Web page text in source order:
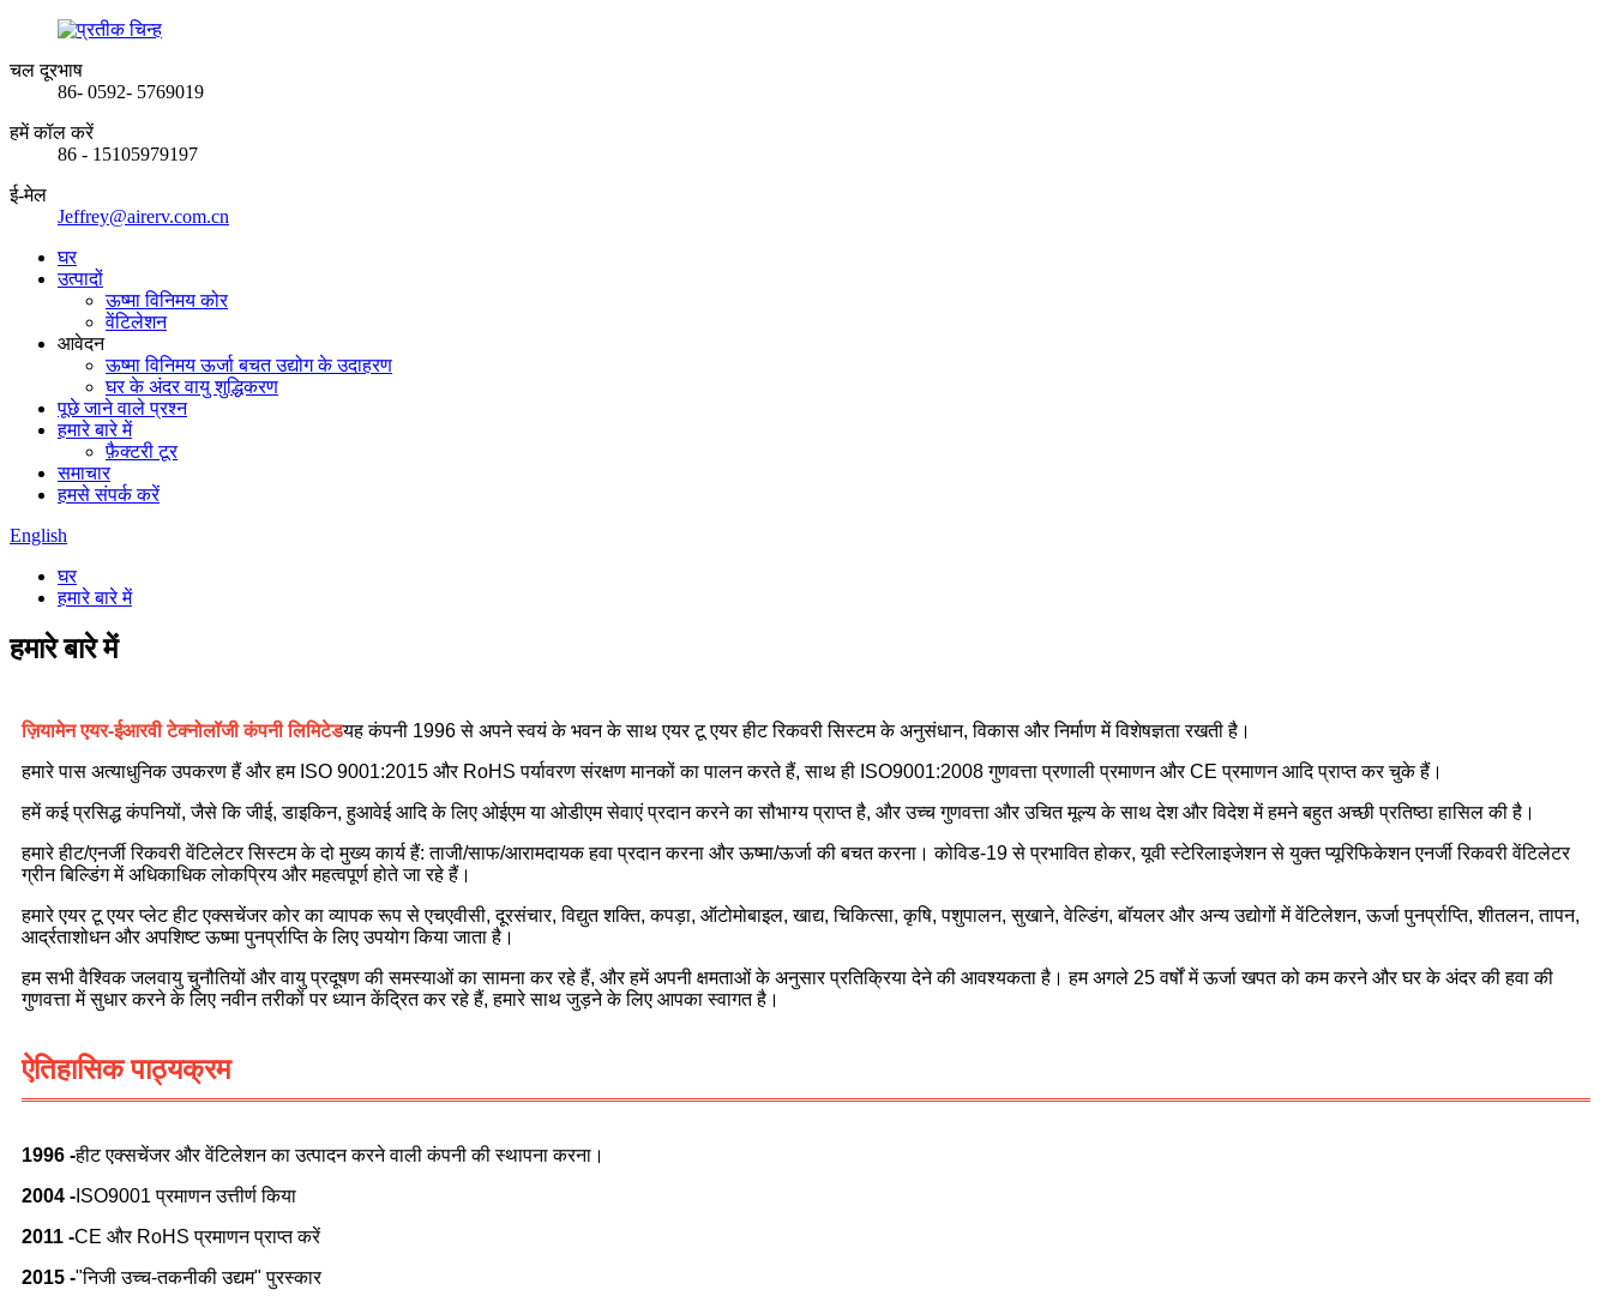
चल दूरभाष
86- 0592- 5769019
हमें कॉल करें
86 - 15105979197
ई-मेल
Jeffrey@airerv.com.cn
घर
उत्पादों
ऊष्मा विनिमय कोर
वेंटिलेशन
आवेदन
ऊष्मा विनिमय ऊर्जा बचत उद्योग के उदाहरण
घर के अंदर वायु शुद्धिकरण
पूछे जाने वाले प्रश्न
हमारे बारे में
फ़ैक्टरी टूर
समाचार
हमसे संपर्क करें
English
घर
हमारे बारे में
हमारे बारे में
ज़ियामेन एयर-ईआरवी टेक्नोलॉजी कंपनी लिमिटेडयह कंपनी 1996 से अपने स्वयं के भवन के साथ एयर टू एयर हीट रिकवरी सिस्टम के अनुसंधान, विकास और निर्माण में विशेषज्ञता रखती है।
हमारे पास अत्याधुनिक उपकरण हैं और हम ISO 9001:2015 और RoHS पर्यावरण संरक्षण मानकों का पालन करते हैं, साथ ही ISO9001:2008 गुणवत्ता प्रणाली प्रमाणन और CE प्रमाणन आदि प्राप्त कर चुके हैं।
हमें कई प्रसिद्ध कंपनियों, जैसे कि जीई, डाइकिन, हुआवेई आदि के लिए ओईएम या ओडीएम सेवाएं प्रदान करने का सौभाग्य प्राप्त है, और उच्च गुणवत्ता और उचित मूल्य के साथ देश और विदेश में हमने बहुत अच्छी प्रतिष्ठा हासिल की है।
हमारे हीट/एनर्जी रिकवरी वेंटिलेटर सिस्टम के दो मुख्य कार्य हैं: ताजी/साफ/आरामदायक हवा प्रदान करना और ऊष्मा/ऊर्जा की बचत करना। कोविड-19 से प्रभावित होकर, यूवी स्टेरिलाइजेशन से युक्त प्यूरिफिकेशन एनर्जी रिकवरी वेंटिलेटर
ग्रीन बिल्डिंग में अधिकाधिक लोकप्रिय और महत्वपूर्ण होते जा रहे हैं।
हमारे एयर टू एयर प्लेट हीट एक्सचेंजर कोर का व्यापक रूप से एचएवीसी, दूरसंचार, विद्युत शक्ति, कपड़ा, ऑटोमोबाइल, खाद्य, चिकित्सा, कृषि, पशुपालन, सुखाने, वेल्डिंग, बॉयलर और अन्य उद्योगों में वेंटिलेशन, ऊर्जा पुनर्प्राप्ति, शीतलन, तापन,
आर्द्रताशोधन और अपशिष्ट ऊष्मा पुनर्प्राप्ति के लिए उपयोग किया जाता है।
हम सभी वैश्विक जलवायु चुनौतियों और वायु प्रदूषण की समस्याओं का सामना कर रहे हैं, और हमें अपनी क्षमताओं के अनुसार प्रतिक्रिया देने की आवश्यकता है। हम अगले 25 वर्षों में ऊर्जा खपत को कम करने और घर के अंदर की हवा की
गुणवत्ता में सुधार करने के लिए नवीन तरीकों पर ध्यान केंद्रित कर रहे हैं, हमारे साथ जुड़ने के लिए आपका स्वागत है।
ऐतिहासिक पाठ्यक्रम
1996 -हीट एक्सचेंजर और वेंटिलेशन का उत्पादन करने वाली कंपनी की स्थापना करना।
2004 - ISO9001 प्रमाणन उत्तीर्ण किया
2011 -CE और RoHS प्रमाणन प्राप्त करें
2015 -"निजी उच्च-तकनीकी उद्यम" पुरस्कार